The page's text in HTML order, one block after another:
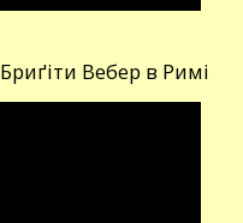
Вебер в Римі